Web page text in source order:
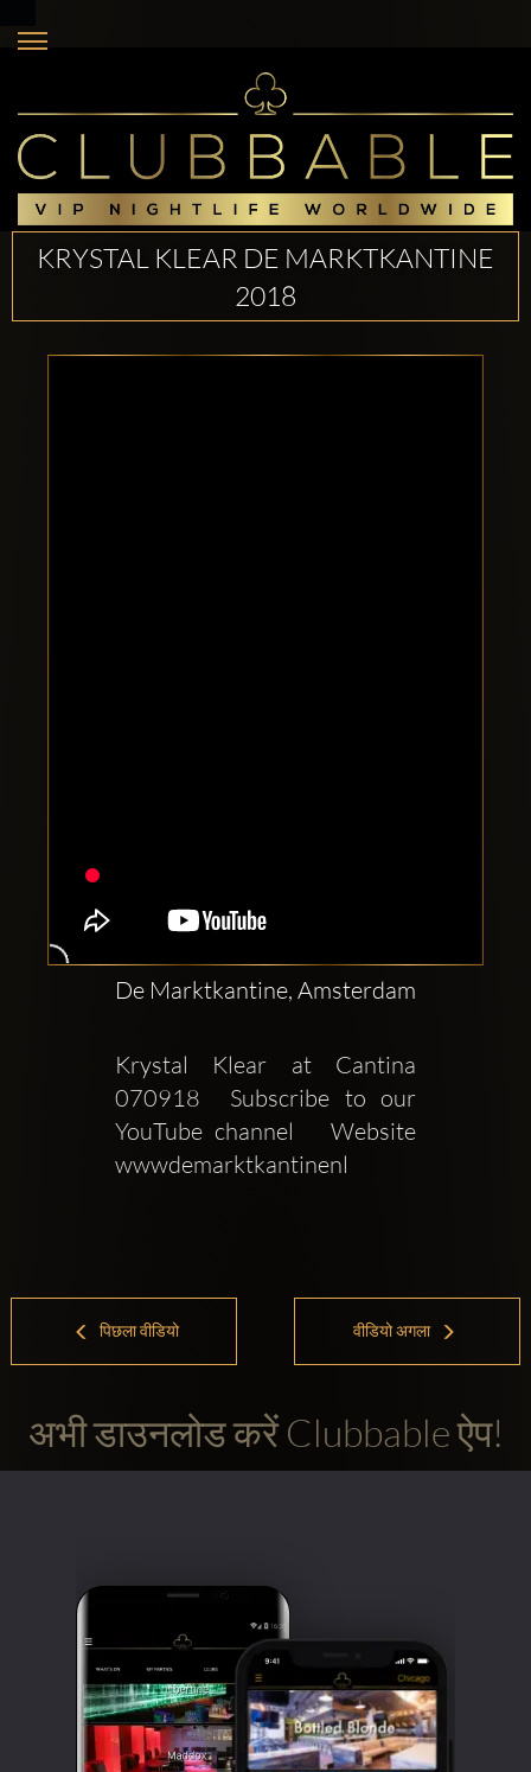
KRYSTAL KLEAR DE MARKTKANTINE
2018
De Marktkantine, Amsterdam
Krystal Klear at Cantina
070918  Subscribe to our
YouTube channel   Website
wwwdemarktkantinenl
पिछला वीडियो वीडियो अगला
अभी डाउनलोड करें Clubbable ऐप!